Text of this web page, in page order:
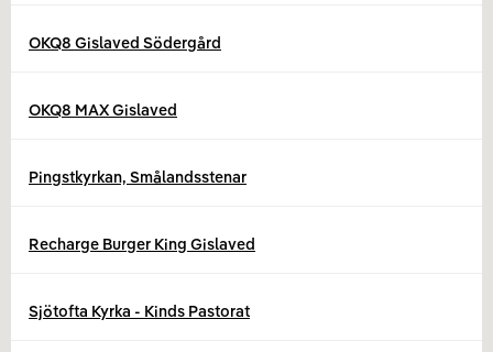
OKQ8 Gislaved Södergård
OKQ8 MAX Gislaved
Pingstkyrkan, Smålandsstenar
Recharge Burger King Gislaved
Sjötofta Kyrka - Kinds Pastorat